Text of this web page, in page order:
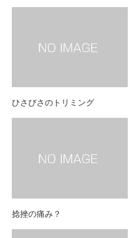
ひさびさのトリミング
捻挫の痛み？